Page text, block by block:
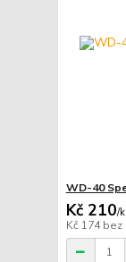
WD-40
Kč 210/
Kč 174bez